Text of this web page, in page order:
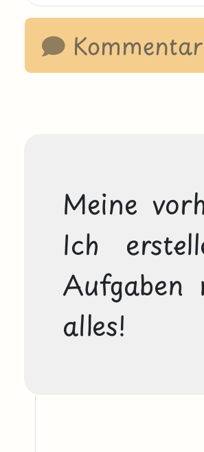
Meine
Ich
alles!